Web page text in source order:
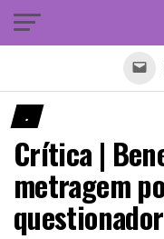
.
Crítica |
metragem
questionador